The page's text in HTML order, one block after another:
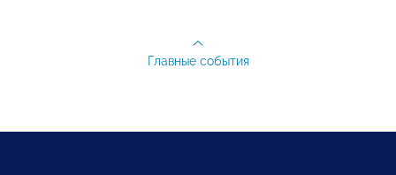
Главные события